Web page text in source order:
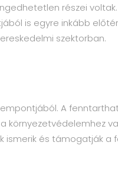
részei
is egyre inkább
szektorban.
A
környezetvédelemhez
ismerik és támogatják a